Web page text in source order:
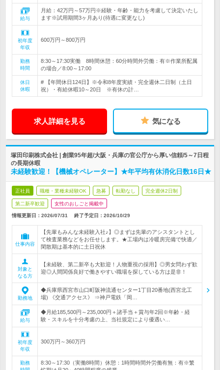
給与
月給：42万円～57万円※経験・年齢・能力を考慮して決定いたし
ます※試用期間3ヶ月あり(待遇に変更なし)
初年度
年収
600万円～800万円
勤務
時間
8:30～17:30実働 8時間休憩：60分時間外労働：有※作業所配属
の場合／8:00～17:00
休日
休暇
# 【年間休日124日】※令和8年度実績・完全週休二日制（土日
祝）・有給休暇10～20日 ※有休の計…
求人詳細を見る 気になる
塚田印刷株式会社 | 創業95年超/大阪・兵庫の官公庁から厚い信頼/5～7日程
の長期休暇
未経験歓迎！【機械オペレーター】★年平均有休消化日数16日★
正社員 職種・業種未経験OK 急募 転勤なし 完全週休2日制
第二新卒歓迎 女性のおしごと掲載中
情報更新日：2026/07/31 終了予定日： 2026/10/29
仕事内容
【先輩もみんな未経験入社♪】◎まずは先輩のアシスタントとし
て検査業務などをお任せします。★工場内は冷暖房完備で快適／
閑散期は基本的に土日祝休
対象と
なる方
【未経験、第二新卒も大歓迎！人物重視の採用】◎男女問わず歓
迎◎人間関係良好で働きやすい職場を探している方は是非！
勤務地
◆兵庫県西宮市山口町阪神流通センター1丁目20番地(西宮北工
場) 《交通アクセス》 ⇒神戸電鉄「岡…
給与
◆月給185,500円～235,000円＋諸手当＋賞与年2回※年齢・経
験・スキルを十分考慮の上、当社規定により優遇い…
初年度
年収
300万円～360万円
勤務
8:30～17:30（実働8時間）休憩：1時間時間外労働有無：有※繁